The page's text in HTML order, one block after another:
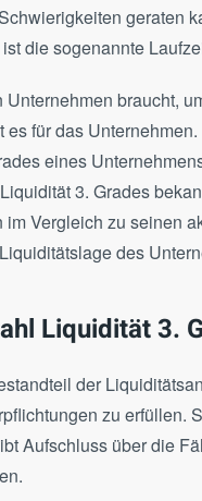
geraten
die sogenannte
Unternehmen braucht,
es für das
eines
3. Grades
Vergleich zu seinen
des
Liquidität 3.
der
zu erfüllen.
Aufschluss über die